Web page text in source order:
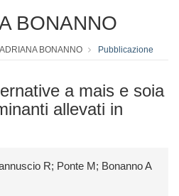
BONANNO
ADRIANA BONANNO Pubblicazione
a mais e soia
allevati in
R; Ponte M; Bonanno A